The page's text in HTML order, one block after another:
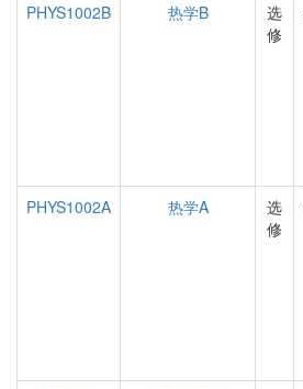
PHYS1002B
热学B
选
修
PHYS1002A
热学A
选
修